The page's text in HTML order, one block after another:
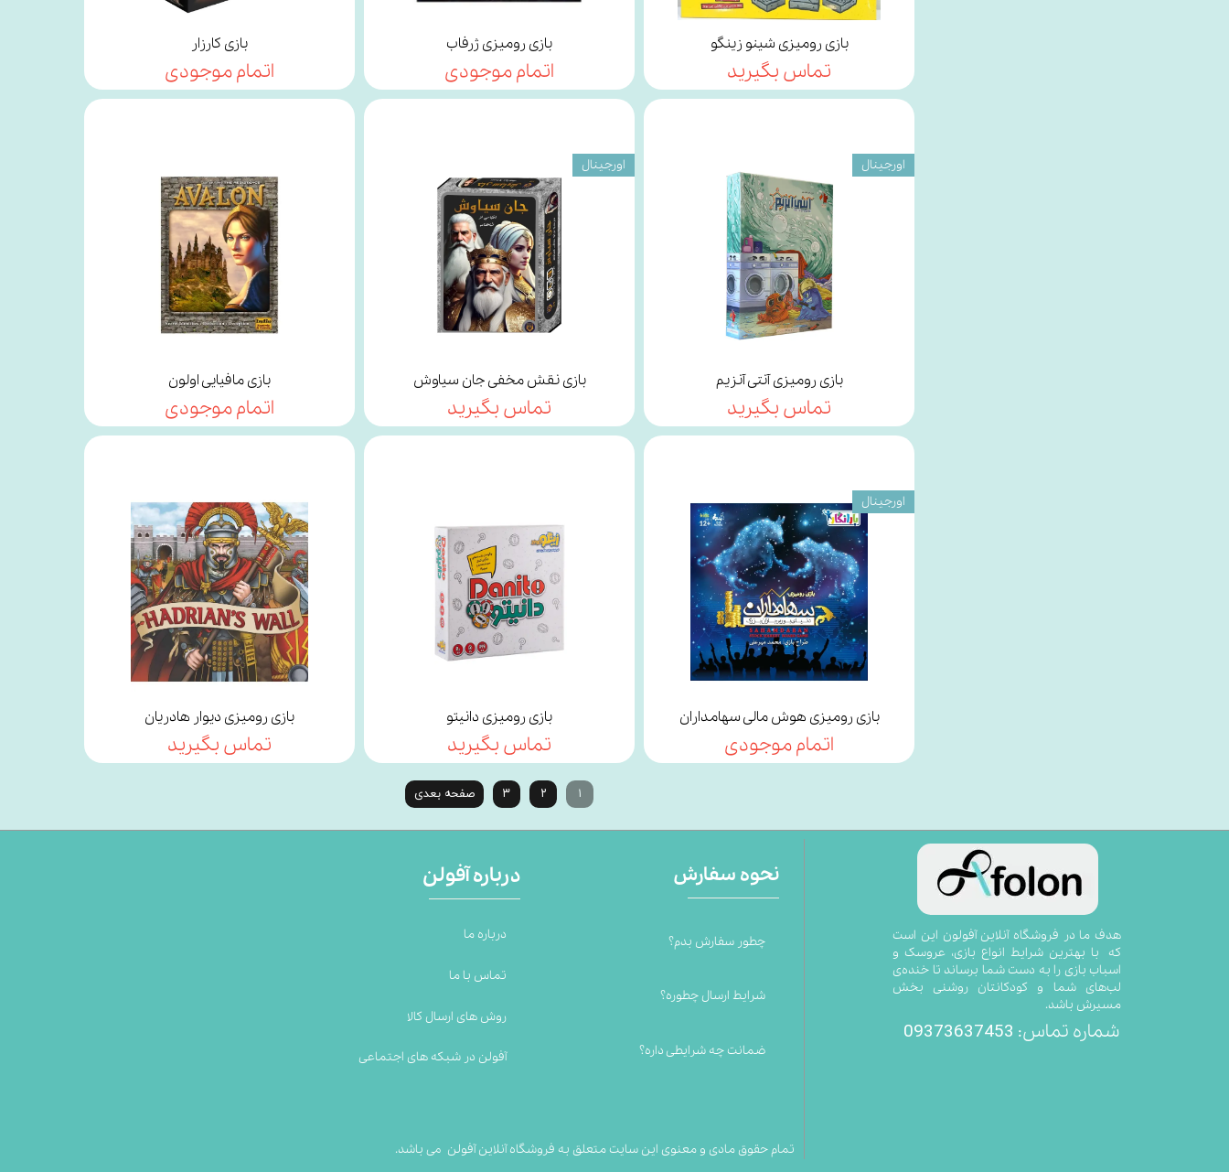
بازی رومیزی شینو زینگو
تماس بگیرید
بازی رومیزی ژرفاب
اتمام موجودی
بازی کارزار
اتمام موجودی
بازی رومیزی آنتی آنزیم
تماس بگیرید
اورجینال
بازی نقش مخفی جان سیاوش
تماس بگیرید
اورجینال
بازی مافیایی اولون
اتمام موجودی
بازی رومیزی هوش مالی سهامداران
اتمام موجودی
اورجینال
بازی رومیزی دانیتو
تماس بگیرید
بازی رومیزی دیوار هادریان
تماس بگیرید
۱ ۲ ۳ صفحه بعدی
​​​​​​​​​​هدف ما در فروشگاه آنلاین آفولون این است
که با بهترین شرایط انواع بازی، عروسک و
اسباب بازی را به دست شما برساند تا خنده‌ی
لب‌های شما و کودکانتان روشنی بخش
مسیرش باشد.
شماره تماس: 09373637453
نحوه سفارش
چطور سفارش بدم؟
شرایط ارسال چطوره؟
ضمانت چه شرایطی داره؟
تمام حقوق مادی و معنوی این سایت متعلق به فروشگاه آنلاین آفولن می باشد.
درباره آفولن
درباره ما
تماس با ما
روش های ارسال کالا
آفولن در شبکه های اجتماعی